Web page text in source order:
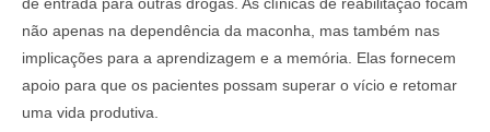
não apenas na dependência da maconha, mas também nas
implicações para a aprendizagem e a memória. Elas fornecem
apoio para que os pacientes possam superar o vício e retomar
uma vida produtiva.